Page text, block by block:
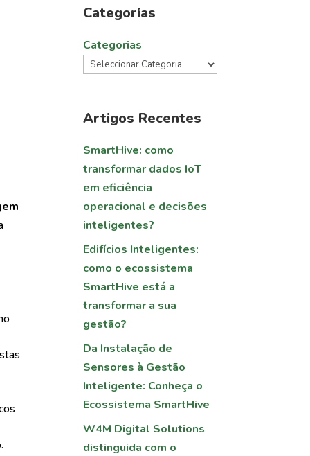
Categorias
Categorias
Artigos Recentes
SmartHive: como
transformar dados IoT
em eficiência
operacional e decisões
inteligentes?
Edifícios Inteligentes:
como o ecossistema
SmartHive está a
transformar a sua
gestão?
Da Instalação de
Sensores à Gestão
Inteligente: Conheça o
Ecossistema SmartHive
W4M Digital Solutions
distinguida com o